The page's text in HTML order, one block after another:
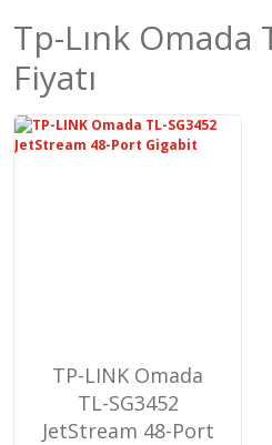
Tp-Lınk Omada
Fiyatı
TP-LINK Omada
TL-SG3452
JetStream 48-Port